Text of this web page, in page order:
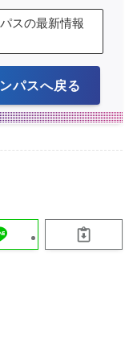
スの最新情報
パスへ戻る